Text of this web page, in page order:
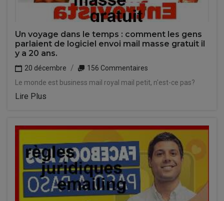
Un voyage dans le temps : comment les gens
parlaient de logiciel envoi mail masse gratuit il
y a 20 ans.
20 décembre
156 Commentaires
Le monde est business mail royal mail petit, n'est-ce pas?
Lire Plus